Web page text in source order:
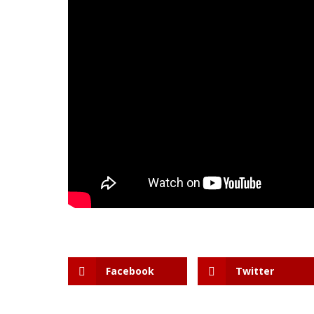
Facebook Twitter